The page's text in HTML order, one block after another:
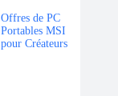
Offres de PC
Portables MSI
pour Créateurs